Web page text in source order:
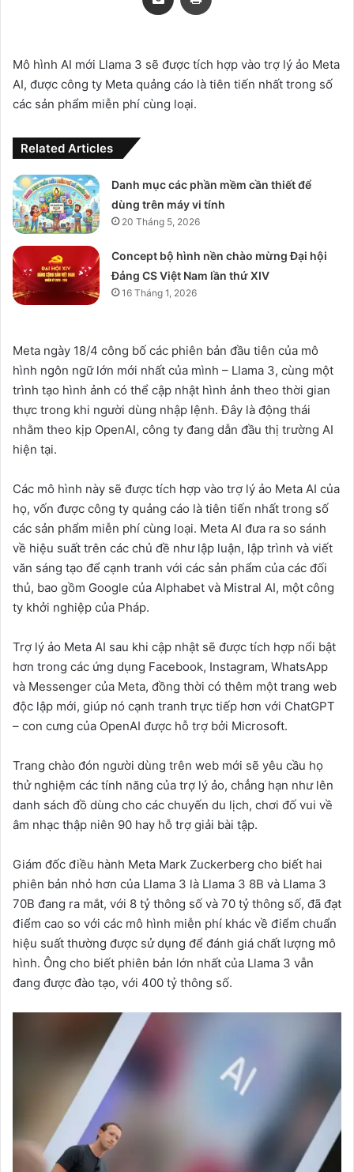
Mô hình AI mới Llama 3 sẽ được tích hợp vào trợ lý ảo Meta
AI, được công ty Meta quảng cáo là tiên tiến nhất trong số
các sản phẩm miễn phí cùng loại.
Related Articles
Danh mục các phần mềm cần thiết để
dùng trên máy vi tính
20 Tháng 5, 2026
Concept bộ hình nền chào mừng Đại hội
Đảng CS Việt Nam lần thứ XIV
16 Tháng 1, 2026
Meta ngày 18/4 công bố các phiên bản đầu tiên của mô
hình ngôn ngữ lớn mới nhất của mình – Llama 3, cùng một
trình tạo hình ảnh có thể cập nhật hình ảnh theo thời gian
thực trong khi người dùng nhập lệnh. Đây là động thái
nhằm theo kịp OpenAI, công ty đang dẫn đầu thị trường AI
hiện tại.
Các mô hình này sẽ được tích hợp vào trợ lý ảo Meta AI của
họ, vốn được công ty quảng cáo là tiên tiến nhất trong số
các sản phẩm miễn phí cùng loại. Meta AI đưa ra so sánh
về hiệu suất trên các chủ đề như lập luận, lập trình và viết
văn sáng tạo để cạnh tranh với các sản phẩm của các đối
thủ, bao gồm Google của Alphabet và Mistral AI, một công
ty khởi nghiệp của Pháp.
Trợ lý ảo Meta AI sau khi cập nhật sẽ được tích hợp nổi bật
hơn trong các ứng dụng Facebook, Instagram, WhatsApp
và Messenger của Meta, đồng thời có thêm một trang web
độc lập mới, giúp nó cạnh tranh trực tiếp hơn với ChatGPT
– con cưng của OpenAI được hỗ trợ bởi Microsoft.
Trang chào đón người dùng trên web mới sẽ yêu cầu họ
thử nghiệm các tính năng của trợ lý ảo, chẳng hạn như lên
danh sách đồ dùng cho các chuyến du lịch, chơi đố vui về
âm nhạc thập niên 90 hay hỗ trợ giải bài tập.
Giám đốc điều hành Meta Mark Zuckerberg cho biết hai
phiên bản nhỏ hơn của Llama 3 là Llama 3 8B và Llama 3
70B đang ra mắt, với 8 tỷ thông số và 70 tỷ thông số, đã đạt
điểm cao so với các mô hình miễn phí khác về điểm chuẩn
hiệu suất thường được sử dụng để đánh giá chất lượng mô
hình. Ông cho biết phiên bản lớn nhất của Llama 3 vẫn
đang được đào tạo, với 400 tỷ thông số.